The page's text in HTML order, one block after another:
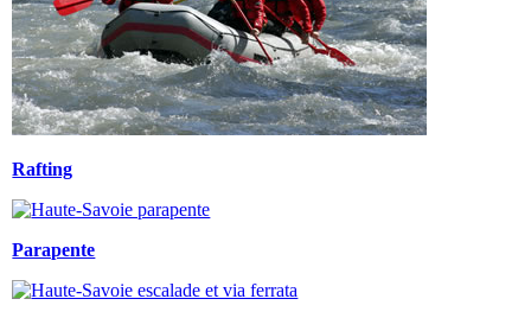
Rafting
Parapente